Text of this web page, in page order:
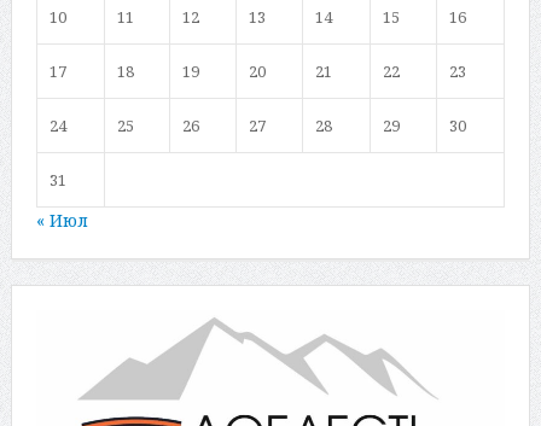
10 11 12 13 14 15 16
17 18 19 20 21 22 23
24 25 26 27 28 29 30
31
« Июл